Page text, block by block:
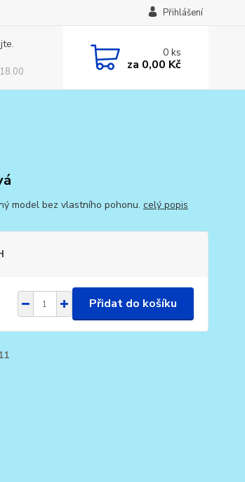
Přihlášení
0ks
za 0,00 Kč
model bez vlastního pohonu. celý popis
Přidat do košíku